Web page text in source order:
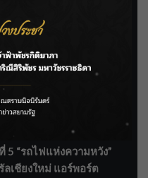
ชวา-ติดตั้งเครื่องสูบน้ำ
รางวัลใหญ่ Weibo
ม. รับมือฝนสิงหาคม
5 “รถไฟแห่งความหวัง”
เชียงใหม่ แอร์พอร์ต